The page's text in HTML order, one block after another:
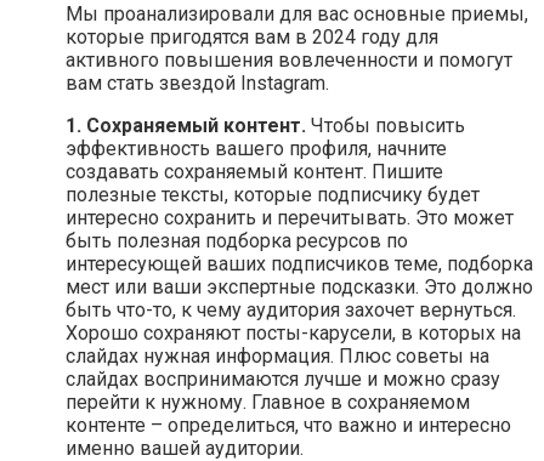
Мы проанализировали для вас основные приемы,
которые пригодятся вам в 2024 году для
активного повышения вовлеченности и помогут
вам стать звездой Instagram.
1. Сохраняемый контент. Чтобы повысить
эффективность вашего профиля, начните
создавать сохраняемый контент. Пишите
полезные тексты, которые подписчику будет
интересно сохранить и перечитывать. Это может
быть полезная подборка ресурсов по
интересующей ваших подписчиков теме, подборка
мест или ваши экспертные подсказки. Это должно
быть что-то, к чему аудитория захочет вернуться.
Хорошо сохраняют посты-карусели, в которых на
слайдах нужная информация. Плюс советы на
слайдах воспринимаются лучше и можно сразу
перейти к нужному. Главное в сохраняемом
контенте – определиться, что важно и интересно
именно вашей аудитории.